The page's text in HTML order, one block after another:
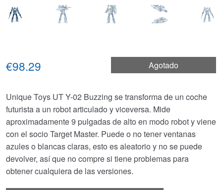
Agotado
€98.29
Unique Toys UT Y-02 Buzzing se transforma de un coche
futurista a un robot articulado y viceversa. Mide
aproximadamente 9 pulgadas de alto en modo robot y viene
con el socio Target Master. Puede o no tener ventanas
azules o blancas claras, esto es aleatorio y no se puede
devolver, así que no compre si tiene problemas para
obtener cualquiera de las versiones.